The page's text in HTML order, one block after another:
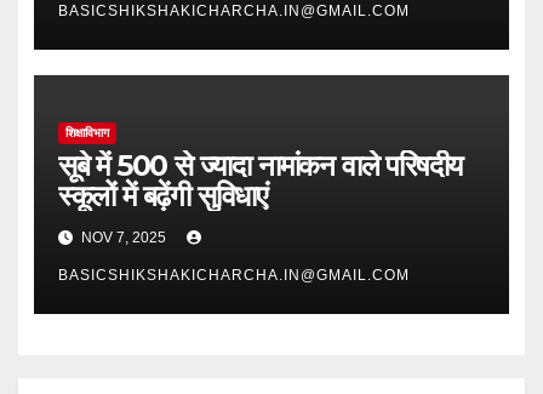
BASICSHIKSHAKICHARCHA.IN@GMAIL.COM
शिक्षाविभाग
सूबे में 500 से ज्यादा नामांकन वाले परिषदीय
स्कूलों में बढ़ेंगी सुविधाएं
NOV 7, 2025
BASICSHIKSHAKICHARCHA.IN@GMAIL.COM